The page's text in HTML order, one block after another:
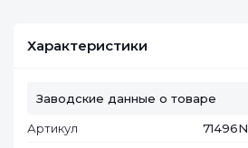
Характеристики
Заводские данные о товаре
Артикул
71496N